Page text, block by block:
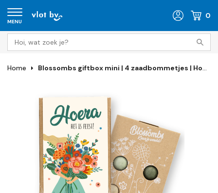
MENU
0
Home Blossombs giftbox mini | 4 zaadbommetjes | Hoera het is feest!